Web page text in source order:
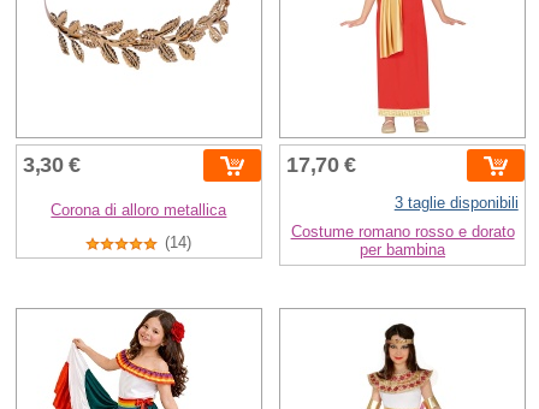
3,30 €
Corona di alloro metallica
(14)
17,70 €
3 taglie disponibili
Costume romano rosso e dorato
per bambina